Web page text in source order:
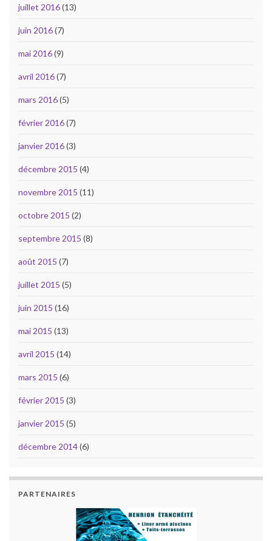
juillet 2016(13)
juin 2016(7)
mai 2016(9)
avril 2016(7)
mars 2016(5)
février 2016(7)
janvier 2016(3)
décembre 2015 (4)
novembre 2015 (11)
octobre 2015 (2)
septembre 2015 (8)
août 2015 (7)
juillet 2015 (5)
juin 2015 (16)
mai 2015 (13)
avril 2015 (14)
mars 2015 (6)
février 2015 (3)
janvier 2015 (5)
décembre 2014(6)
PARTENAIRES